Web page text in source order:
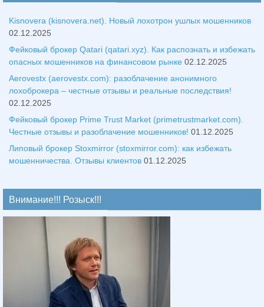
Kisnovera (kisnovera.net). Новый лохотрон ушлых мошенников
02.12.2025
Фейковый брокер Qatari (qatari.xyz). Как распознать и избежать
опасных мошенников на финансовом рынке 02.12.2025
Aerovestx (aerovestx.com): разоблачение анонимного
лохоброкера – честные отзывы и реальные последствия!
02.12.2025
Фейковый брокер Prime Trust Market (primetrustmarket.com).
Честные отзывы и разоблачение мошенников! 01.12.2025
Липовый брокер Stoxmirror (stoxmirror.com): как избежать
мошенничества. Отзывы клиентов 01.12.2025
Внимание!!! Розыск!!!